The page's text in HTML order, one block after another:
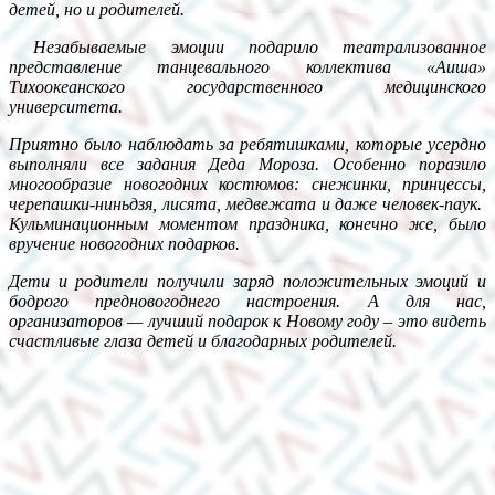
детей, но и родителей.
Незабываемые эмоции подарило театрализованное
представление танцевального коллектива «Аиша»
Тихоокеанского государственного медицинского
университета.
Приятно было наблюдать за ребятишками, которые усердно
выполняли все задания Деда Мороза. Особенно поразило
многообразие новогодних костюмов: снежинки, принцессы,
черепашки-ниньдзя, лисята, медвежата и даже человек-паук.
Кульминационным моментом праздника, конечно же, было
вручение новогодних подарков.
Дети и родители получили заряд положительных эмоций и
бодрого предновогоднего настроения. А для нас,
организаторов — лучший подарок к Новому году – это видеть
счастливые глаза детей и благодарных родителей.